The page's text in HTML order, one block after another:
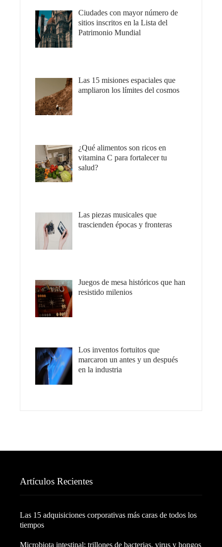
Ciudades con mayor número de
sitios inscritos en la Lista del
Patrimonio Mundial
Las 15 misiones espaciales que
ampliaron los límites del cosmos
¿Qué alimentos son ricos en
vitamina C para fortalecer tu
salud?
Las piezas musicales que
trascienden épocas y fronteras
Juegos de mesa históricos que han
resistido milenios
Los inventos fortuitos que
marcaron un antes y un después
en la industria
Artículos Recientes
Las 15 adquisiciones corporativas más caras de todos los
tiempos
Microbiota intestinal: trillones de bacterias, virus y hongos